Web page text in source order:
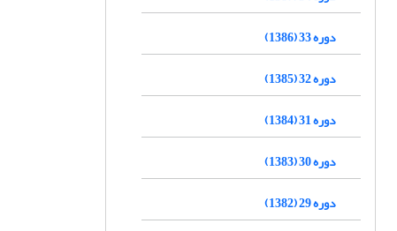
دوره 33 (1386)
دوره 32 (1385)
دوره 31 (1384)
دوره 30 (1383)
دوره 29 (1382)